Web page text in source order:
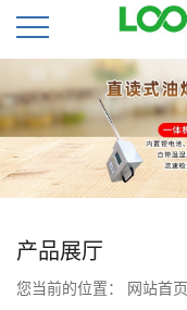
公
司
首
页
公
产品展厅
您当前的位置： 网站首页